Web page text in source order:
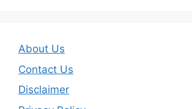
About Us
Contact Us
Disclaimer